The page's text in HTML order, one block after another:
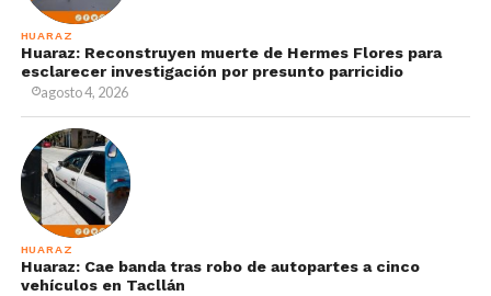
HUARAZ
Huaraz: Reconstruyen muerte de Hermes Flores para
esclarecer investigación por presunto parricidio
agosto 4, 2026
HUARAZ
Huaraz: Cae banda tras robo de autopartes a cinco
vehículos en Tacllán